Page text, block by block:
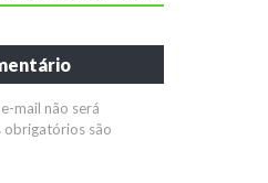
mail não será
obrigatórios são